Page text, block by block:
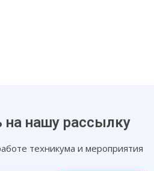
на нашу рассылку
техникума и мероприятия